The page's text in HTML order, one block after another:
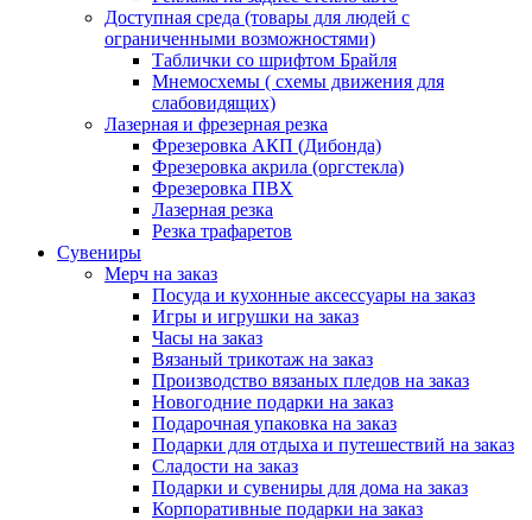
Доступная среда (товары для людей с
ограниченными возможностями)
Таблички со шрифтом Брайля
Мнемосхемы ( схемы движения для
слабовидящих)
Лазерная и фрезерная резка
Фрезеровка АКП (Дибонда)
Фрезеровка акрила (оргстекла)
Фрезеровка ПВХ
Лазерная резка
Резка трафаретов
Сувениры
Мерч на заказ
Посуда и кухонные аксессуары на заказ
Игры и игрушки на заказ
Часы на заказ
Вязаный трикотаж на заказ
Производство вязаных пледов на заказ
Новогодние подарки на заказ
Подарочная упаковка на заказ
Подарки для отдыха и путешествий на заказ
Сладости на заказ
Подарки и сувениры для дома на заказ
Корпоративные подарки на заказ